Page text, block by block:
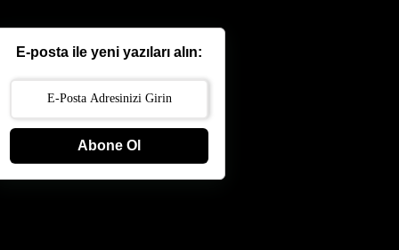
E-posta ile yeni yazıları alın:
Abone Ol